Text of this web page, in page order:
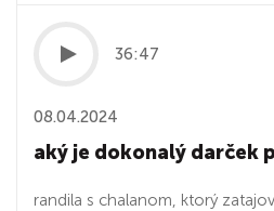
36:47
08.04.2024
aký je dokonalý darček
randila s chalanom, ktorý